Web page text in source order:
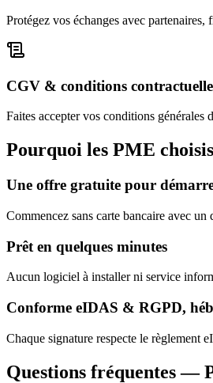
Protégez vos échanges avec
CGV & conditions
Faites accepter vos conditions générales
Pourquoi les PME
Une offre gratuite pour
Commencez sans carte bancaire avec
Prêt en quelques minutes
Aucun logiciel à installer ni service
Conforme eIDAS & RGPD,
Chaque signature respecte le règlement
Questions fréquentes —